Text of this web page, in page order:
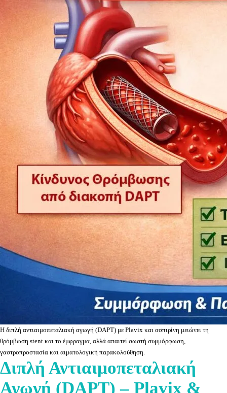
Η διπλή αντιαιμοπεταλιακή αγωγή (DAPT) με Plavix και ασπιρίνη μειώνει τη
θρόμβωση stent και το έμφραγμα, αλλά απαιτεί σωστή συμμόρφωση,
γαστροπροστασία και αιματολογική παρακολούθηση.
Διπλή Αντιαιμοπεταλιακή
Αγωγή (DAPT) – Plavix &